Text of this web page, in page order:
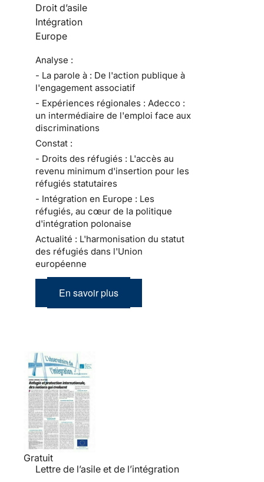
Droit d’asile
Intégration
Europe
Analyse :
- La parole à : De l'action publique à
l'engagement associatif
- Expériences régionales : Adecco :
un intermédiaire de l'emploi face aux
discriminations
Constat :
- Droits des réfugiés : L'accès au
revenu minimum d'insertion pour les
réfugiés statutaires
- Intégration en Europe : Les
réfugiés, au cœur de la politique
d'intégration polonaise
Actualité : L'harmonisation du statut
des réfugiés dans l'Union
européenne
En savoir plus
Gratuit
Lettre de l’asile et de l’intégration